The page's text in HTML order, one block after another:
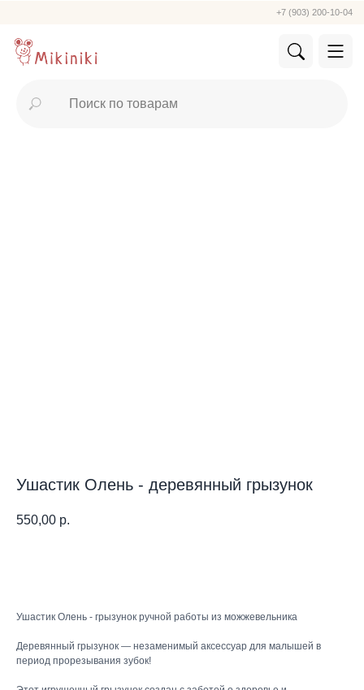
Ушастик Олень - деревянный грызунок
550,00 р.
Ушастик Олень - грызунок ручной работы из можжевельника
Деревянный грызунок — незаменимый аксессуар для малышей в
период прорезывания зубок!